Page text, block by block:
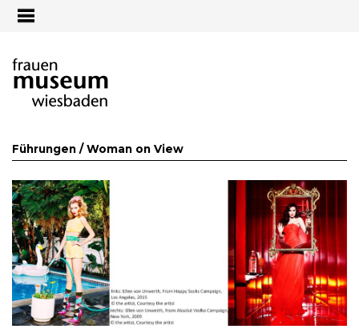
Führungen /Woman on View